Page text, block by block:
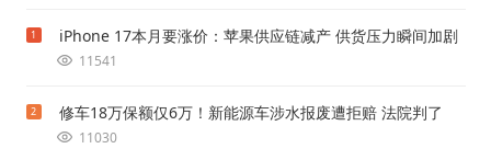
1 iPhone 17本月要涨价：苹果供应链减产 供货压力瞬间加剧
11541
2 修车18万保额仅6万！新能源车涉水报废遭拒赔 法院判了
11030